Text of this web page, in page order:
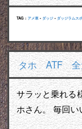
TAG : アメ車 • ダッジ • ダッジラムス
タホ ATF 全
サラッと乗れる
ホさん。 毎回